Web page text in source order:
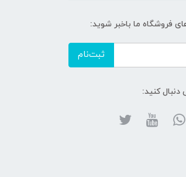
فروشگاه ما باخبر شوید:
ثبت‌نام
دنبال کنید: